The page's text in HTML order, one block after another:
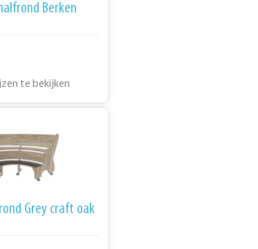
Berken
te bekijken
Grey craft oak